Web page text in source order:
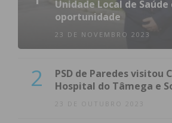
Unidade Local de
oportunidade
23 DE NOVEMBRO 2023
2
PSD de Paredes visitou
Hospital do Tâmega e
23 DE OUTUBRO 2023